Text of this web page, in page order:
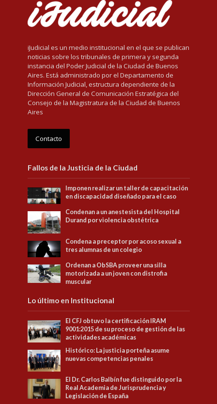
iJudicial es un medio institucional en el que se publican
noticias sobre los tribunales de primera y segunda
instancia del Poder Judicial de la Ciudad de Buenos
Aires. Está administrado por el Departamento de
Información Judicial, estructura dependiente de la
Dirección General de Comunicación Estratégica del
Consejo de la Magistratura de la Ciudad de Buenos
Aires
Contacto
Fallos de la Justicia de la Ciudad
Imponen realizar un taller de capacitación
en discapacidad diseñado para el caso
Condenan a un anestesista del Hospital
Durand por violencia obstétrica
Condena a preceptor por acoso sexual a
tres alumnas de un colegio
Ordenan a ObSBA proveer una silla
motorizada a un joven con distrofia
muscular
Lo último en Institucional
El CFJ obtuvo la certificación IRAM
9001:2015 de su proceso de gestión de las
actividades académicas
Histórico: La justicia porteña asume
nuevas competencias penales
El Dr. Carlos Balbín fue distinguido por la
Real Academia de Jurisprudencia y
Legislación de España